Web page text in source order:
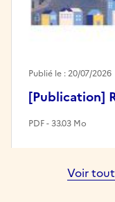
[Publication]
Publié le : 20/07/2026
PDF - 33.03 Mo
Voir